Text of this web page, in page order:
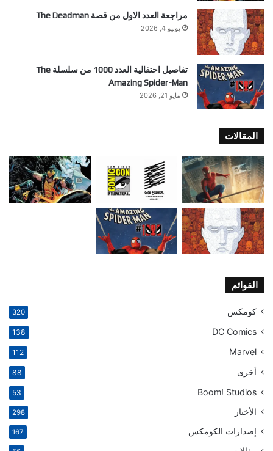
مراجعة العدد الاول من قصة The Deadman
يونيو 4, 2026
تفاصيل احتفالية العدد 1000 من سلسلة The
Amazing Spider-Man
مايو 21, 2026
المقالات
القوائم
كومكس 320
DC Comics
138
Marvel
112
أخرى 88
Boom! Studios
53
الأخبار 298
إصدارات الكومكس 167